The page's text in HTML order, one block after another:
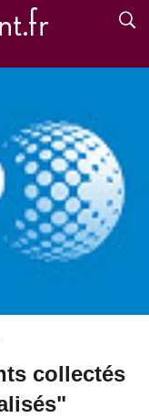
collectés